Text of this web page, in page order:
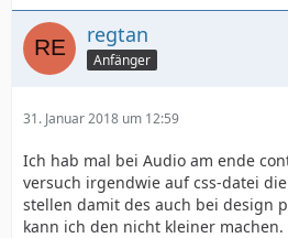
regtan
Anfänger
31. Januar 2018 um 12:59
Ich hab mal bei Audio am ende
versuch irgendwie auf css-datei
stellen damit des auch bei design
kann ich den nicht kleiner